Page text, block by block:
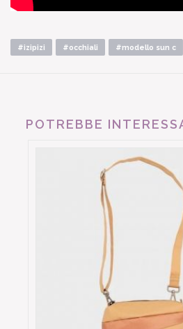
#izipizi #occhiali #modello sun c
POTREBBE